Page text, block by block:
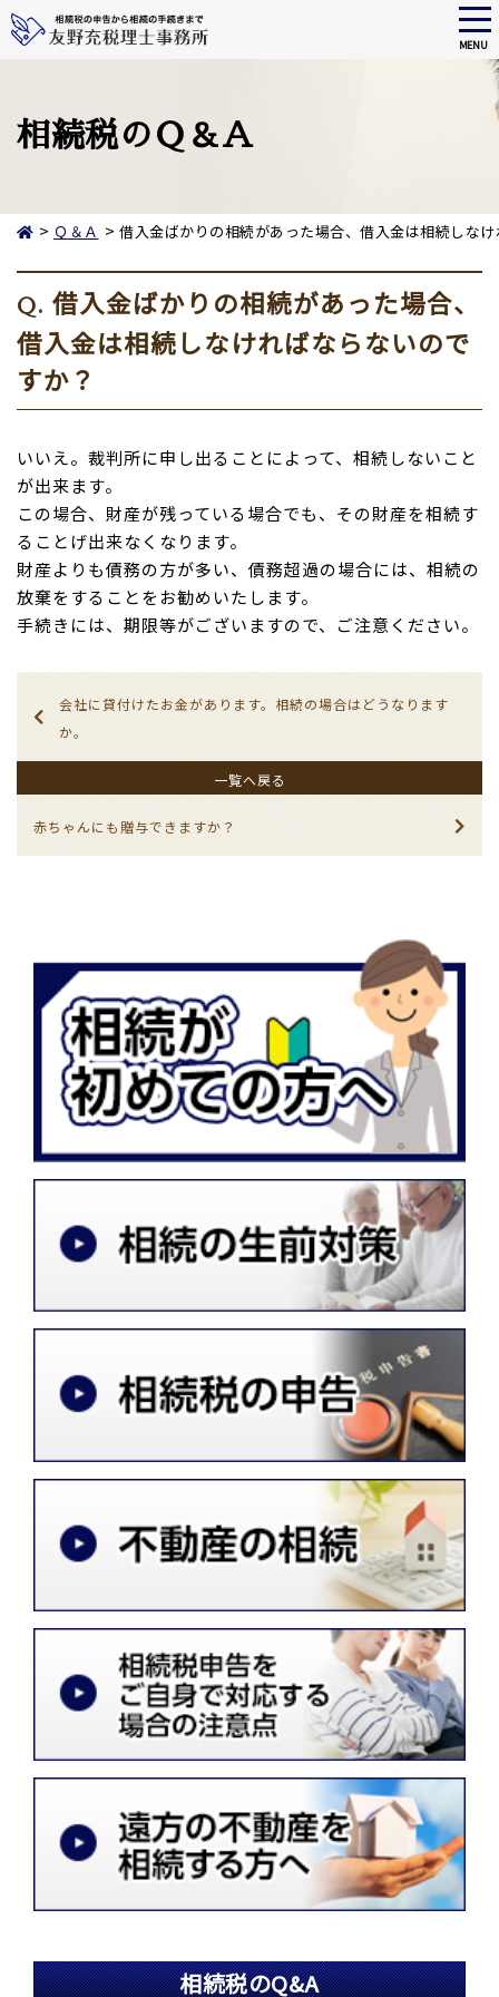
main
content
MENU
相続税のＱ＆Ａ
> Ｑ＆Ａ > 借入金ばかりの相続があった場合、借入金は相続しな
Q. 借入金ばかりの相続があった場合、
借入金は相続しなければならないので
すか？
いいえ。裁判所に申し出ることによって、相続しないこと
が出来ます。
この場合、財産が残っている場合でも、その財産を相続す
ることげ出来なくなります。
財産よりも債務の方が多い、債務超過の場合には、相続の
放棄をすることをお勧めいたします。
手続きには、期限等がございますので、ご注意ください。
会社に貸付けたお金があります。相続の場合はどうなります
か。
一覧へ戻る
赤ちゃんにも贈与できますか？
相続税のQ&A